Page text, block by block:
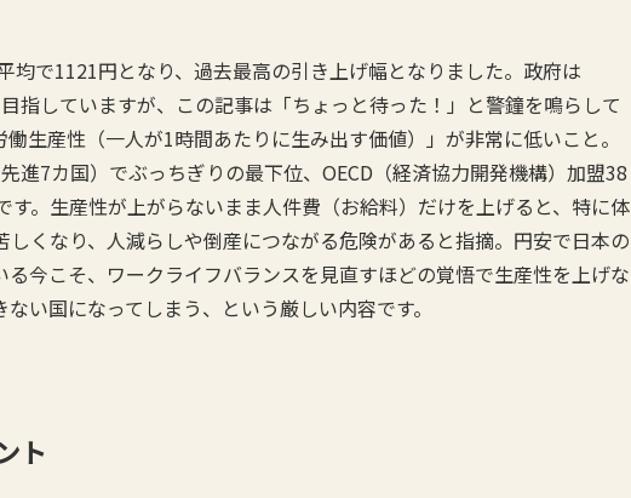
均で1121円となり、過去最高の引き上げ幅となりました。政府は
指していますが、この記事は「ちょっと待った！」と警鐘を鳴らして
生産性（一人が1時間あたりに生み出す価値）」が非常に低いこと。
進7カ国）でぶっちぎりの最下位、OECD（経済協力開発機構）加盟38
す。生産性が上がらないまま人件費（お給料）だけを上げると、特に体
しくなり、人減らしや倒産につながる危険があると指摘。円安で日本の
今こそ、ワークライフバランスを見直すほどの覚悟で生産性を上げな
い国になってしまう、という厳しい内容です。
ト